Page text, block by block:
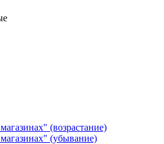
(возрастание)
(убывание)